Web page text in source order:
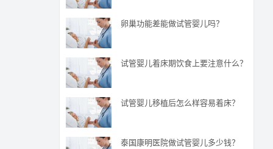
卵巢功能差能做试管婴儿吗？
试管婴儿着床期饮食上要注意什么？
试管婴儿移植后怎么样容易着床？
泰国康明医院做试管婴儿多少钱？